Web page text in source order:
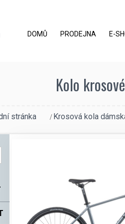
DOMŮ PRODEJNA E-
Kolo
stránka Krosová kola